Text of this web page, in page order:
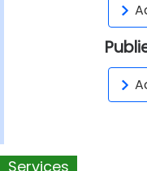
Services